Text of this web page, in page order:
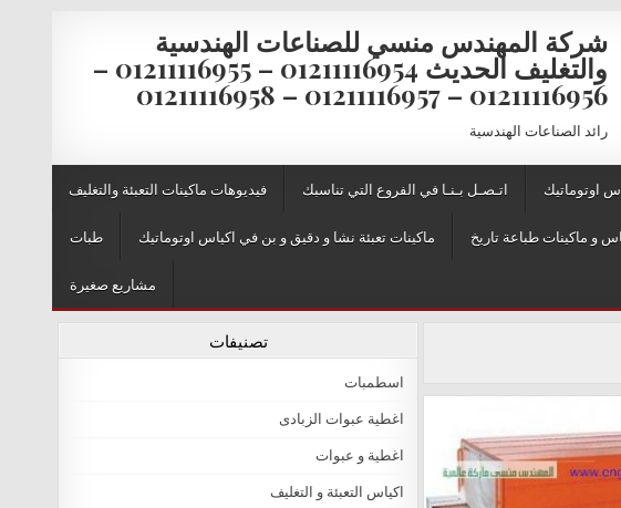
شركة المهندس منسي للصناعات الهندسية
والتغليف الحديث 01211116954 – 01211116955 –
01211116956 – 01211116957 – 01211116958
رائد الصناعات الهندسية
فيديوهات ماكينات التعبئة والتغليف اتـصـل بـنـا في الفروع التي تناسبك اوتوماتيك
طبات ماكينات تعبئة نشا و دقيق و بن في اكياس اوتوماتيك و ماكينات طباعة تاريخ
مشاريع صغيرة
تصنيفات
اسطمبات
اغطية عبوات الزبادى
اغطية و عبوات
اكياس التعبئة و التغليف